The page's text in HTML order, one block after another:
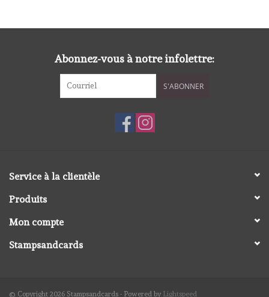
inkleurbenodigdheden
gereedschap
Abonnez-vous à notre infolettre:
S'ABONNER
Service à la clientèle
Produits
Mon compte
Stampsandcards
© Copyright 2026 Stampsandcards - Powered by Lightspeed